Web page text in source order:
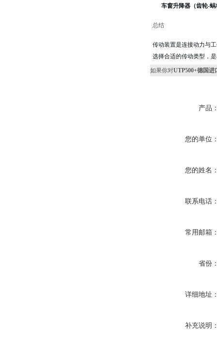
车窗升降器（齿轮-蜗
总结
传动装置是连接动力与
选择合适的传动类型，
如果你对UTP500+德国进
产品
您的单位
您的姓名
联系电话
常用邮箱
省份
详细地址
补充说明